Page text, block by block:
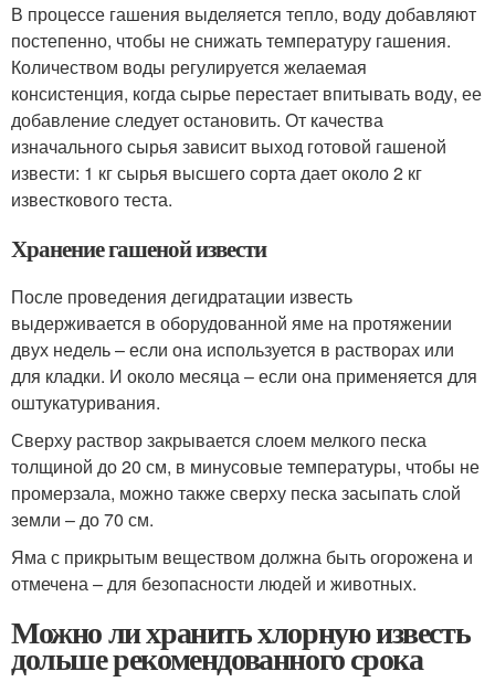
В процессе гашения выделяется тепло, воду добавляют
постепенно, чтобы не снижать температуру гашения.
Количеством воды регулируется желаемая
консистенция, когда сырье перестает впитывать воду, ее
добавление следует остановить. От качества
изначального сырья зависит выход готовой гашеной
извести: 1 кг сырья высшего сорта дает около 2 кг
известкового теста.
Хранение гашеной извести
После проведения дегидратации известь
выдерживается в оборудованной яме на протяжении
двух недель – если она используется в растворах или
для кладки. И около месяца – если она применяется для
оштукатуривания.
Сверху раствор закрывается слоем мелкого песка
толщиной до 20 см, в минусовые температуры, чтобы не
промерзала, можно также сверху песка засыпать слой
земли – до 70 см.
Яма с прикрытым веществом должна быть огорожена и
отмечена – для безопасности людей и животных.
Можно ли хранить хлорную известь
дольше рекомендованного срока